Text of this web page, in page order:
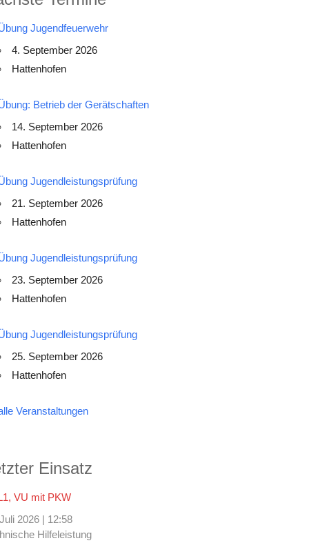
Jugendfeuerwehr
4. September 2026
Hattenhofen
Betrieb der Gerätschaften
14. September 2026
Hattenhofen
Jugendleistungsprüfung
21. September 2026
Hattenhofen
Jugendleistungsprüfung
23. September 2026
Hattenhofen
Jugendleistungsprüfung
25. September 2026
Hattenhofen
Veranstaltungen
Einsatz
VU mit PKW
2026 | 12:58
Hilfeleistung